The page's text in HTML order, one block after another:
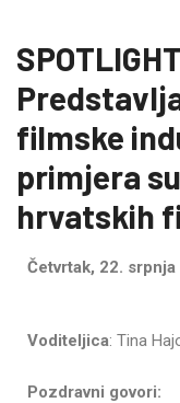
filmske
primjera
hrvatskih
Četvrtak, 22. srpnja
Voditeljica: Tina
Pozdravni govori: